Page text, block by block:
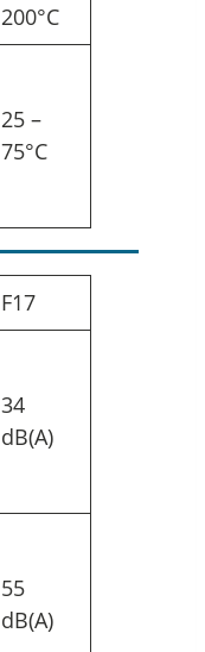
200°C
25 –
75°C
F17
34
dB(A)
55
dB(A)